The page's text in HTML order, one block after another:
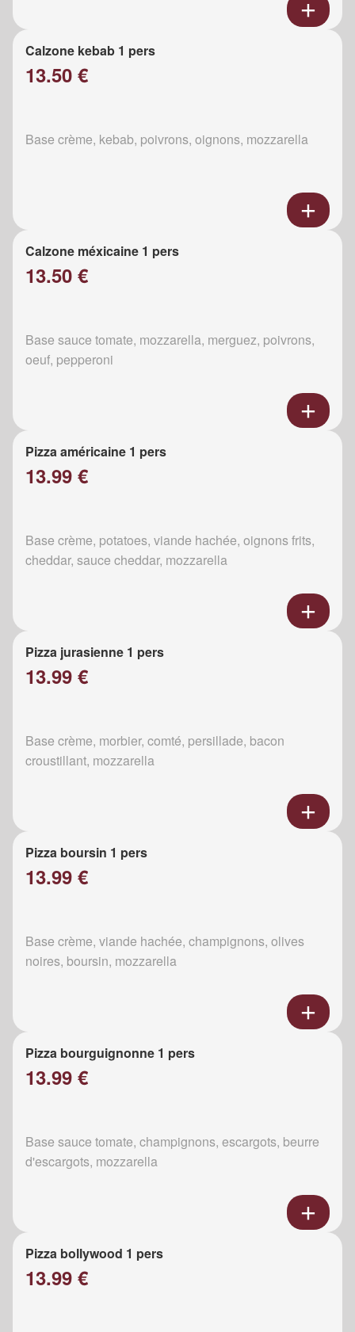
Calzone kebab 1 pers
13.50 €
Base crème, kebab, poivrons, oignons, mozzarella
Calzone méxicaine 1 pers
13.50 €
Base sauce tomate, mozzarella, merguez, poivrons,
oeuf, pepperoni
Pizza américaine 1 pers
13.99 €
Base crème, potatoes, viande hachée, oignons frits,
cheddar, sauce cheddar, mozzarella
Pizza jurasienne 1 pers
13.99 €
Base crème, morbier, comté, persillade, bacon
croustillant, mozzarella
Pizza boursin 1 pers
13.99 €
Base crème, viande hachée, champignons, olives
noires, boursin, mozzarella
Pizza bourguignonne 1 pers
13.99 €
Base sauce tomate, champignons, escargots, beurre
d'escargots, mozzarella
Pizza bollywood 1 pers
13.99 €